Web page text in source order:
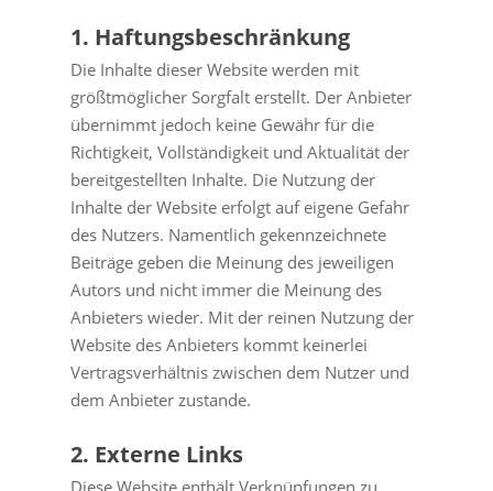
1. Haftungsbeschränkung
Die Inhalte dieser Website werden mit
größtmöglicher Sorgfalt erstellt. Der Anbieter
übernimmt jedoch keine Gewähr für die
Richtigkeit, Vollständigkeit und Aktualität der
bereitgestellten Inhalte. Die Nutzung der
Inhalte der Website erfolgt auf eigene Gefahr
des Nutzers. Namentlich gekennzeichnete
Beiträge geben die Meinung des jeweiligen
Autors und nicht immer die Meinung des
Anbieters wieder. Mit der reinen Nutzung der
Website des Anbieters kommt keinerlei
Vertragsverhältnis zwischen dem Nutzer und
dem Anbieter zustande.
2. Externe Links
Diese Website enthält Verknüpfungen zu